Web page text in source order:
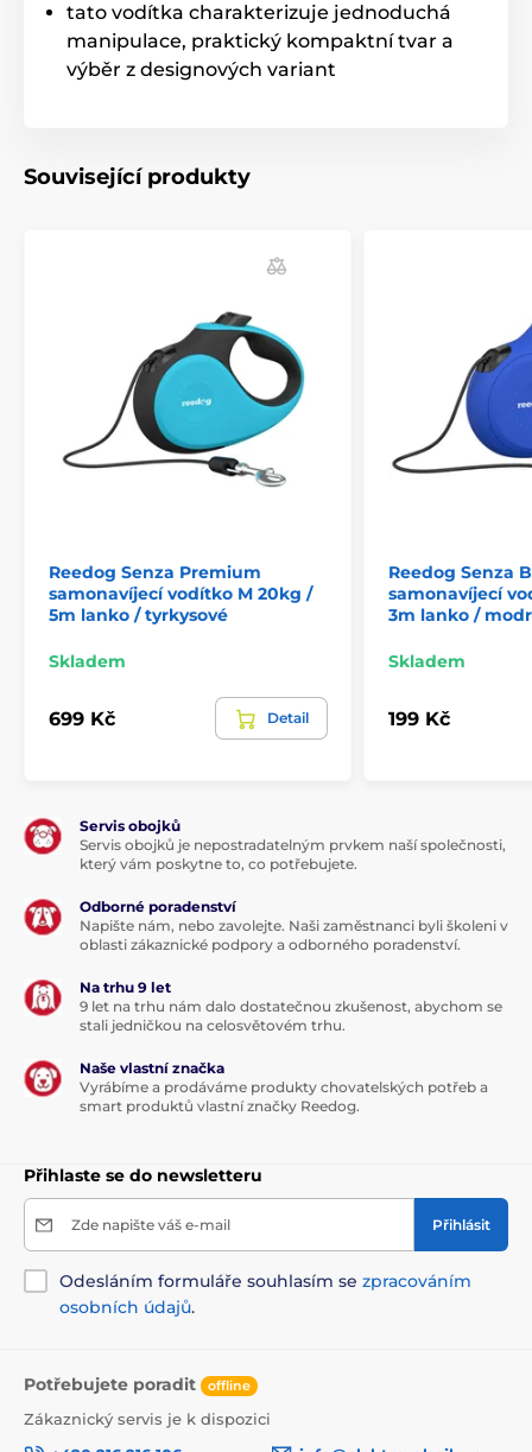
Produkt je zařazen v kategoriích
Lanková Pro střední psy
tato vodítka charakterizuje jednoduchá
manipulace, praktický kompaktní tvar a
výběr z designových variant
Související produkty
Reedog Senza Premium
samonavíjecí vodítko M 20kg /
5m lanko / tyrkysové
Skladem
699 Kč Detail
Reedog Senza
samonavíjecí
3m lanko /
Skladem
199 Kč
Servis obojků
Servis obojků je nepostradatelným prvkem naší společnosti,
který vám poskytne to, co potřebujete.
Odborné poradenství
Napište nám, nebo zavolejte. Naši zaměstnanci byli školeni v
oblasti zákaznické podpory a odborného poradenství.
Na trhu 9 let
9 let na trhu nám dalo dostatečnou zkušenost, abychom se
stali jedničkou na celosvětovém trhu.
Naše vlastní značka
Vyrábíme a prodáváme produkty chovatelských potřeb a
smart produktů vlastní značky Reedog.
Přihlaste se do newsletteru
Zde napište váš e-mail Přihlásit
Odesláním formuláře souhlasím se zpracováním
osobních údajů.
Potřebujete poradit offline
Zákaznický servis je k dispozici